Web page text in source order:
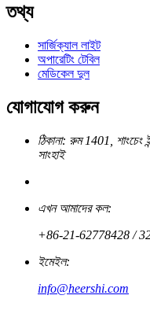
তথ্য
সার্জিক্যাল লাইট
অপারেটিং টেবিল
মেডিকেল দুল
যোগাযোগ করুন
ঠিকানা: রুম 1401, শাংচেং
সাংহাই
এখন আমাদের কল:
+86-21-62778428 /
ইমেইল:
info@heershi.com